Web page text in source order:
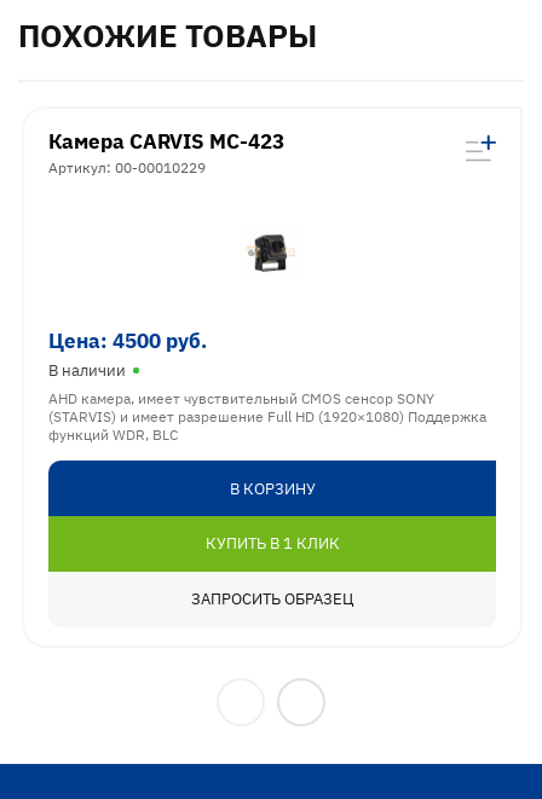
ПОХОЖИЕ ТОВАРЫ
Камера CARVIS MC-423
Артикул: 00-00010229
Цена: 4500 руб.
В наличии
AHD камера, имеет чувствительный CMOS сенсор SONY
(STARVIS) и имеет разрешение Full HD (1920×1080) Поддержка
функций WDR, BLC
В КОРЗИНУ
КУПИТЬ В 1 КЛИК
ЗАПРОСИТЬ ОБРАЗЕЦ